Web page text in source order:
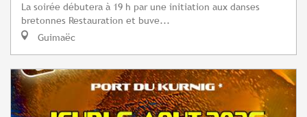
La soirée débutera à 19 h par une initiation aux danses
bretonnes Restauration et buve...
Guimaëc